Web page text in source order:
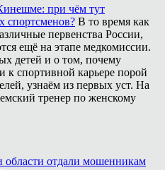
при чём тут
спортсменов? В то время как
первенства России,
ещё на этапе медкомиссии.
детей и о том, почему
к спортивной карьере порой
узнаём из первых уст. На
тренер по женскому
области отдали мошенникам